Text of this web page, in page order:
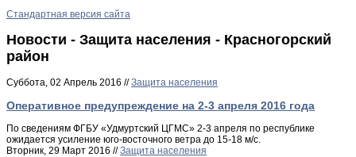
Стандартная версия сайта
Новости - Защита населения - Красногорский
район
Суббота, 02 Апрель 2016 //Защита населения
Оперативное предупреждение на 2-3 апреля 2016 года
По сведениям ФГБУ «Удмуртский ЦГМС» 2-3 апреля по республике
ожидается усиление юго-восточного ветра до 15-18 м/с.
Вторник, 29 Март 2016 //Защита населения